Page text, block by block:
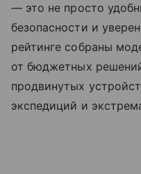
— это не просто
безопасности и
рейтинге собраны
от бюджетных
продвинутых
экспедиций и